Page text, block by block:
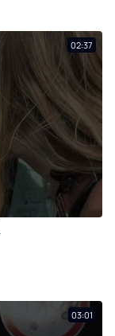
02:37
03:01